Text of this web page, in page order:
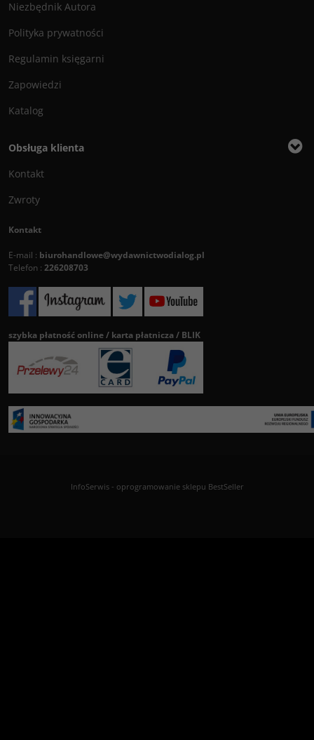
Niezbędnik Autora
Polityka prywatności
Regulamin księgarni
Zapowiedzi
Katalog
Obsługa klienta
Kontakt
Zwroty
Kontakt
E-mail : biurohandlowe@wydawnictwodialog.pl
Telefon : 226208703
szybka płatność online / karta płatnicza / BLIK
InfoSerwis- oprogramowanie sklepu BestSeller